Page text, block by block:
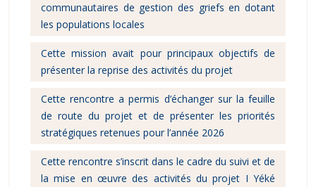
communautaires de gestion des griefs en dotant
les populations locales
Cette mission avait pour principaux objectifs de
présenter la reprise des activités du projet
Cette rencontre a permis d’échanger sur la feuille
de route du projet et de présenter les priorités
stratégiques retenues pour l’année 2026
Cette rencontre s’inscrit dans le cadre du suivi et de
la mise en œuvre des activités du projet I Yéké